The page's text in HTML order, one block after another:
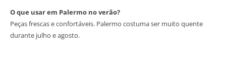
O que usar em Palermo no verão?
Peças frescas e confortáveis. Palermo costuma ser muito quente
durante julho e agosto.